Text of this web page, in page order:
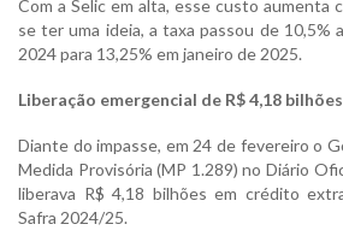
Com a Selic em alta, esse custo aumenta
se ter uma ideia, a taxa passou de 10,5%
2024 para 13,25% em janeiro de 2025.
Liberação emergencial de R$ 4,18 bilhões
Diante do impasse, em 24 de fevereiro o
Medida Provisória (MP 1.289) no Diário
liberava R$ 4,18 bilhões em crédito
Safra 2024/25.